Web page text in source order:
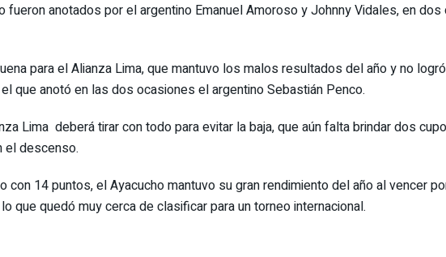
anotados por el argentino Emanuel Amoroso y Johnny Vidales, en
para el Alianza Lima, que mantuvo los malos resultados del año y no
que anotó en las dos ocasiones el argentino Sebastián Penco.
Lima deberá tirar con todo para evitar la baja, que aún falta brindar dos
el descenso.
con 14 puntos, el Ayacucho mantuvo su gran rendimiento del año al vencer
que quedó muy cerca de clasificar para un torneo internacional.